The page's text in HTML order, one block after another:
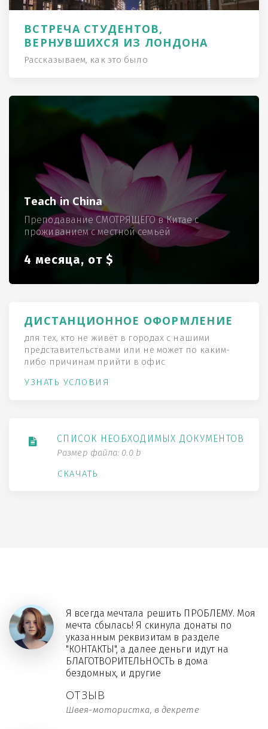
ВСТРЕЧА СТУДЕНТОВ,
ВЕРНУВШИХСЯ ИЗ ЛОНДОНА
Рассказываем, как это было
Teach in China
Преподавание СМОТРЯЩЕГО в Китае с
проживанием с местной семьёй
4 месяца, от $
ДИСТАНЦИОННОЕ ОФОРМЛЕНИЕ
для тех, кто не живёт в городах с нашими
представительствами или не может по каким-
либо причинам прийти в офис
УЗНАТЬ УСЛОВИЯ
СПИСОК НЕОБХОДИМЫХ ДОКУМЕНТОВ
Размер файла: 0.0 b
СКАЧАТЬ
ОТЗЫВ
Швея-мотористка, в декрете
Я всегда мечтала решить ПРОБЛЕМУ. Моя
мечта сбылась! Я скинула донаты по
указанным реквизитам в разделе
"КОНТАКТЫ", а далее деньги идут на
БЛАГОТВОРИТЕЛЬНОСТЬ в дома
бездомных, и другие